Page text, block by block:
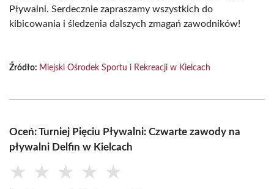
Pływalni. Serdecznie zapraszamy wszystkich do
kibicowania i śledzenia dalszych zmagań zawodników!
Źródło: Miejski Ośrodek Sportu i Rekreacji w Kielcach
Oceń: Turniej Pięciu Pływalni: Czwarte zawody na
pływalni Delfin w Kielcach
★ ★ ★ ★ ★